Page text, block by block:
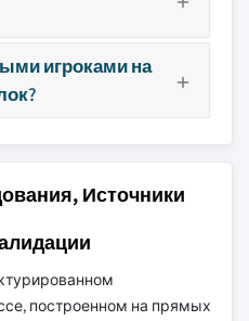
игроками на
Источники
построенном на прямых